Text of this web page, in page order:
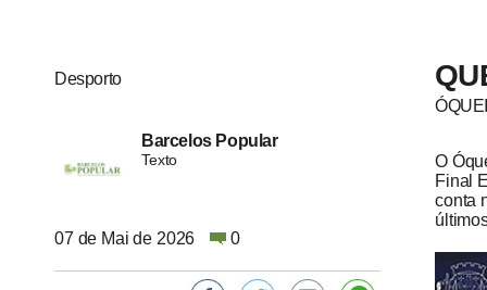
O
Final
conta
Desporto
Barcelos Popular
Texto
07 de Mai de 2026 0